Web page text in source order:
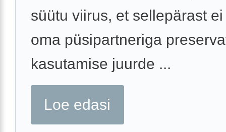
süütu viirus, et sellepärast
oma püsipartneriga
kasutamise juurde ...
Loe edasi